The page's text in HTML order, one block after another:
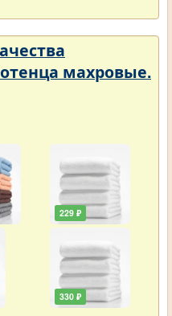
махровые.
229 ₽
330 ₽